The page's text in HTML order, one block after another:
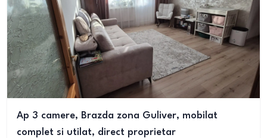
Ap 3 camere, Brazda zona Guliver, mobilat
complet si utilat, direct proprietar